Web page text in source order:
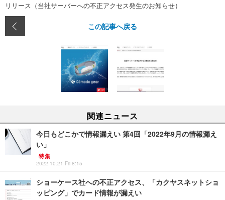
リリース（当社サーバーへの不正アクセス発生のお知らせ）
この記事へ戻る
関連ニュース
今日もどこかで情報漏えい 第4回「2022年9月の情報漏え
い」
特集
2022.10.21 Fri 8:15
ショーケース社への不正アクセス、「カクヤスネットショ
ッピング」でカード情報が漏えい